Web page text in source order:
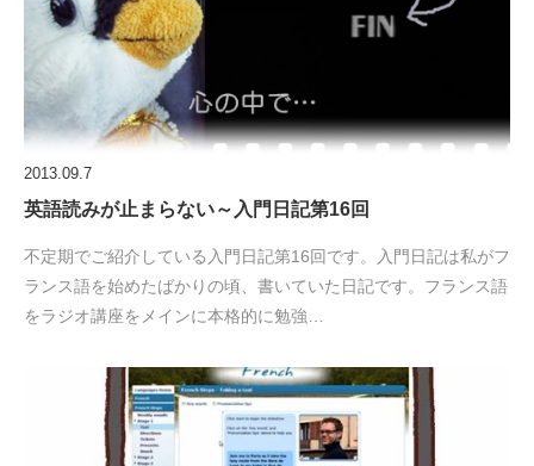
2013.09.7
英語読みが止まらない～入門日記第16回
不定期でご紹介している入門日記第16回です。入門日記は私がフ
ランス語を始めたばかりの頃、書いていた日記です。フランス語
をラジオ講座をメインに本格的に勉強…